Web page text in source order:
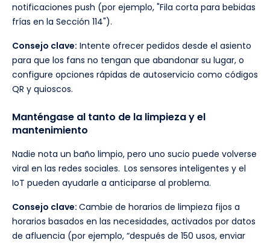
notificaciones push (por ejemplo, "Fila corta para bebidas
frías en la Sección 114").
Consejo clave: Intente ofrecer pedidos desde el asiento
para que los fans no tengan que abandonar su lugar, o
configure opciones rápidas de autoservicio como códigos
QR y quioscos.
Manténgase al tanto de la limpieza y el
mantenimiento
Nadie nota un baño limpio, pero uno sucio puede volverse
viral en las redes sociales. Los sensores inteligentes y el
IoT pueden ayudarle a anticiparse al problema.
Consejo clave: Cambie de horarios de limpieza fijos a
horarios basados en las necesidades, activados por datos
de afluencia (por ejemplo, “después de 150 usos, enviar